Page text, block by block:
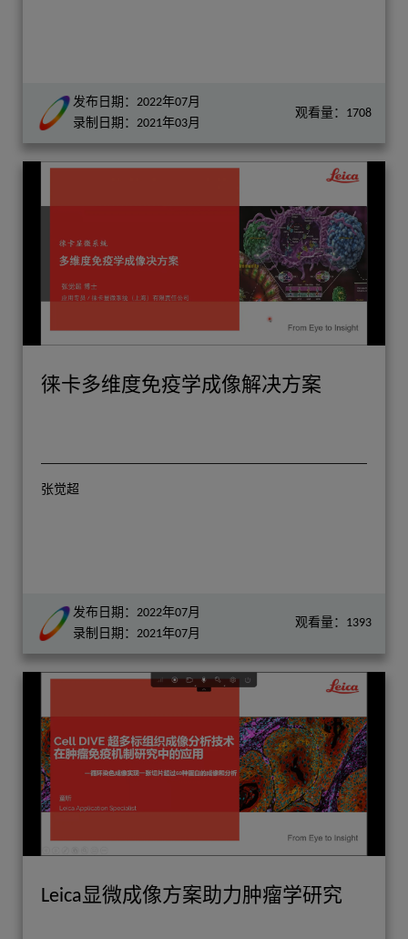
发布日期：2022年07月
录制日期：2021年03月
观看量：1708
徕卡多维度免疫学成像解决方案
张觉超
发布日期：2022年07月
录制日期：2021年07月
观看量：1393
Leica显微成像方案助力肿瘤学研究